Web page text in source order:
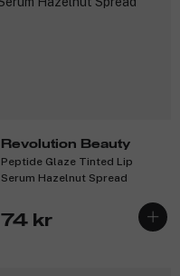
Revolution Beauty
Peptide Glaze Tinted Lip
Serum Hazelnut Spread
74 kr